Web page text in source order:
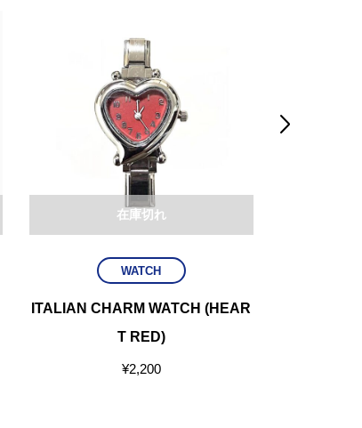
WATCH
ITALIAN CHARM WATCH (HEAR
T RED)
¥2,200
在庫切れ
